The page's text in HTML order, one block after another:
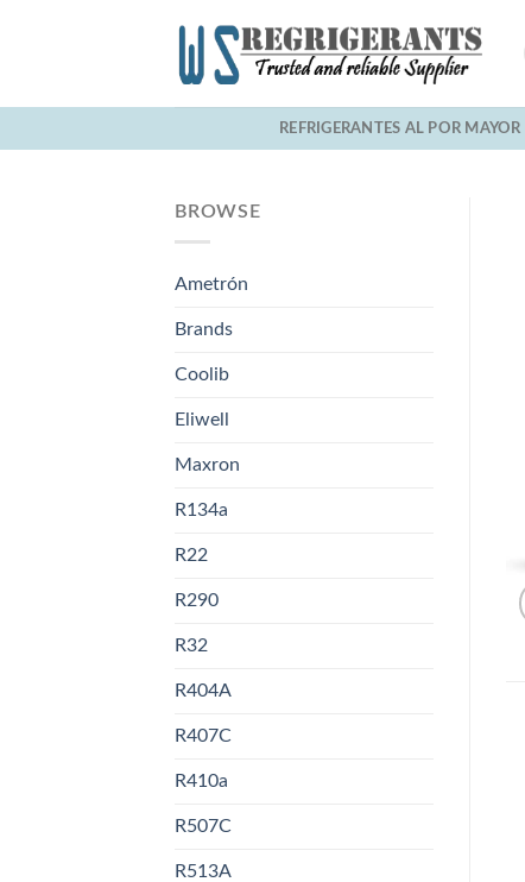
REFRIGERANTES AL POR MAYOR
BROWSE
Ametrón
Brands
Coolib
Eliwell
Maxron
R134a
R22
R290
R32
R404A
R407C
R410a
R507C
R513A